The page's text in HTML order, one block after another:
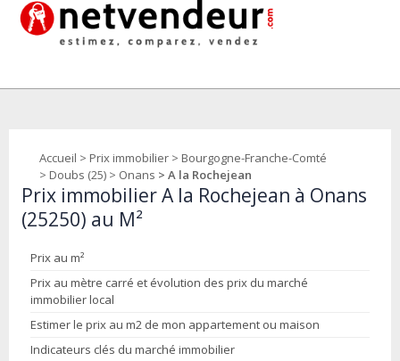
Accueil > Prix immobilier > Bourgogne-Franche-Comté
> Doubs (25) > Onans > A la Rochejean
Prix immobilier A la Rochejean à Onans
(25250) au M²
Prix au m²
Prix au mètre carré et évolution des prix du marché
immobilier local
Estimer le prix au m2 de mon appartement ou maison
Indicateurs clés du marché immobilier